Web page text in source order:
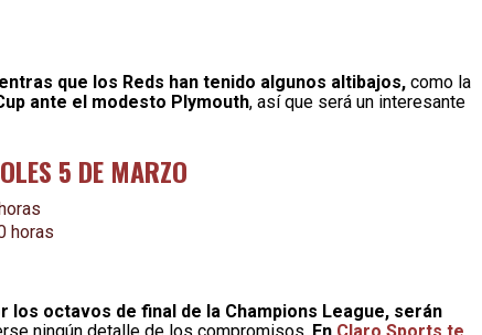
que los Reds han tenido algunos altibajos, como la
ante el modesto Plymouth, así que será un interesante
5 DE MARZO
horas
octavos de final de la Champions League, serán